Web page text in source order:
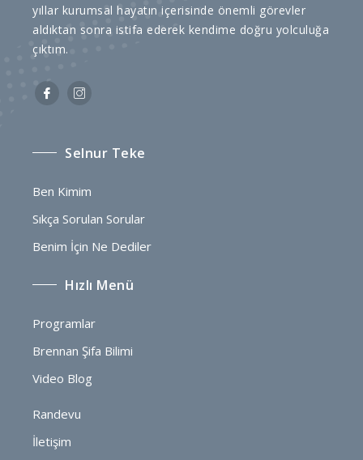
yıllar kurumsal hayatın içerisinde önemli görevler
aldıktan sonra istifa ederek kendime doğru yolculuğa
çıktım.
Selnur Teke
Ben Kimim
Sıkça Sorulan Sorular
Benim İçin Ne Dediler
Hızlı Menü
Programlar
Brennan Şifa Bilimi
Video Blog
Randevu
İletişim